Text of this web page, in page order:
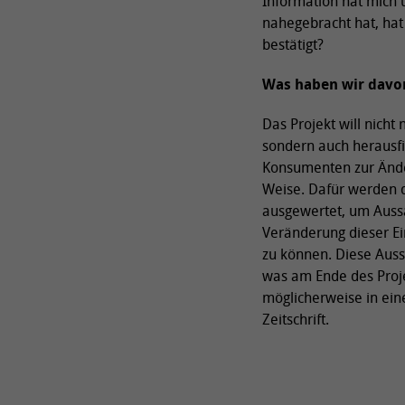
nahegebracht hat,
bestätigt?
Was haben wir
Das Projekt will nicht
sondern auch
Konsumenten zur
Weise. Dafür werden
ausgewertet, um
Veränderung dieser
zu können. Diese
was am Ende des
möglicherweise in
Zeitschrift.